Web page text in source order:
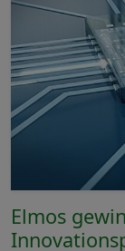
Elmos